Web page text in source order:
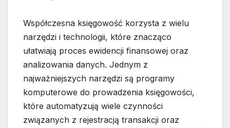
Współczesna księgowość korzysta z wielu
narzędzi i technologii, które znacząco
ułatwiają proces ewidencji finansowej oraz
analizowania danych. Jednym z
najważniejszych narzędzi są programy
komputerowe do prowadzenia księgowości,
które automatyzują wiele czynności
związanych z rejestracją transakcji oraz